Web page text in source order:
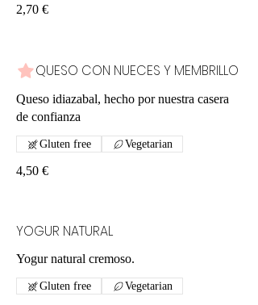
2,70 €
QUESO CON NUECES Y MEMBRILLO
Queso idiazabal, hecho por nuestra casera
de confianza
4,50 €
Gluten free Vegetarian
YOGUR NATURAL
Yogur natural cremoso.
Gluten free Vegetarian